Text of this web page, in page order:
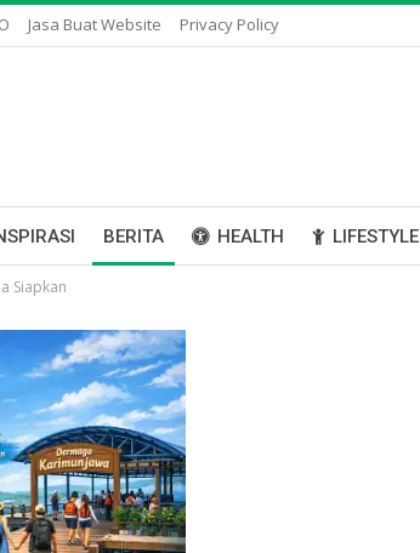
Jasa Buat Website Privacy Policy
BERITA HEALTH LIFESTYLE
Siapkan